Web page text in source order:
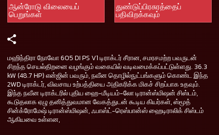
ஆன்ரோடு விலையைப்
பெறுங்கள்
துண்டுப்பிரசுரத்தைப்
பதிவிறக்கவும்
மஹிந்திரா நோவோ 605 DI PS V1 டிராக்டர் சீரான, சமரசமற்ற பவருடன்
சிறந்த செயல்திறனை வழங்கும் வகையில் வடிவமைக்கப்பட்டுள்ளது. 36.3
kW (48.7 HP) என்ஜின் பவரும், நவீன தொழில்நுட்பங்களும் கொண்ட இந்த
2WD டிராக்டர், விவசாய உற்பத்தியை அதிகரிக்க மிகச் சிறப்பாக உதவும்.
இந்த நவீன டிராக்டரில் புதிய ஹை-மீடியம்-லோ டிரான்ஸ்மிஷன் சிஸ்டம்,
கூடுதலாக ஏழு தனித்துவமான வேகத்துடன் கூடிய கியர்கள், ஸ்மூத்
சின்க்ரோமேஷ் டிரான்ஸ்மிஷன், ஃபாஸ்ட்-ரெஸ்பான்ஸ் ஹைடிராலிக் சிஸ்டம்
ஆகியவை உள்ளன,